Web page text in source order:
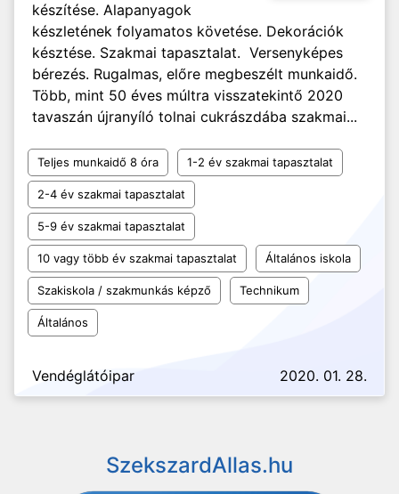
készítése. Alapanyagok
készletének folyamatos követése. Dekorációk
késztése. Szakmai tapasztalat. Versenyképes
bérezés. Rugalmas, előre megbeszélt munkaidő.
Több, mint 50 éves múltra visszatekintő 2020
tavaszán újranyíló tolnai cukrászdába szakmai...
Teljes munkaidő 8 óra 1-2 év szakmai tapasztalat
2-4 év szakmai tapasztalat
5-9 év szakmai tapasztalat
10 vagy több év szakmai tapasztalat Általános iskola
Szakiskola / szakmunkás képző Technikum
Általános
Vendéglátóipar 2020. 01. 28.
SzekszardAllas.hu